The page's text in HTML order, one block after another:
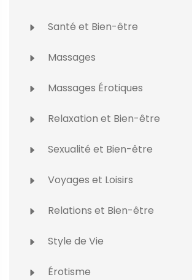
Santé et Bien-être
Massages
Massages Érotiques
Relaxation et Bien-être
Sexualité et Bien-être
Voyages et Loisirs
Relations et Bien-être
Style de Vie
Érotisme